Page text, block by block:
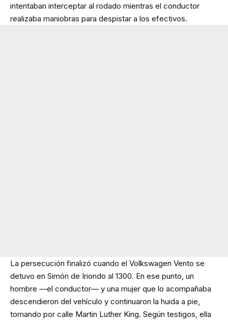
intentaban interceptar al rodado mientras el conductor
realizaba maniobras para despistar a los efectivos.
La persecución finalizó cuando el Volkswagen Vento se
detuvo en Simón de Iriondo al 1300. En ese punto, un
hombre —el conductor— y una mujer que lo acompañaba
descendieron del vehículo y continuaron la huida a pie,
tomando por calle Martin Luther King. Según testigos, ella